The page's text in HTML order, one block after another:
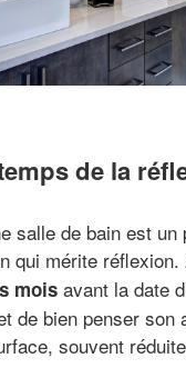
de la
salle de bain est
qui mérite réflexion.
mois avant la date
de bien penser son
souvent